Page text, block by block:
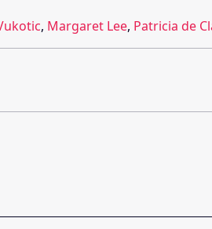
, Margaret Lee, Patricia de